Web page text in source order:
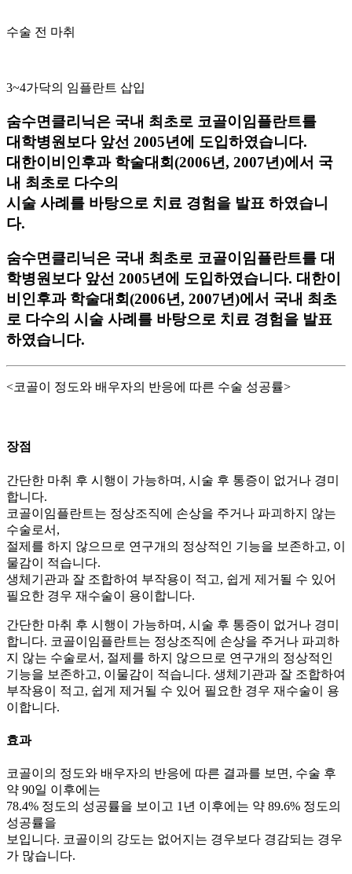
수술 전 마취
3~4가닥의 임플란트 삽입
숨수면클리닉은 국내 최초로 코골이임플란트를
대학병원보다 앞선 2005년에 도입하였습니다.
대한이비인후과 학술대회(2006년, 2007년)에서 국
내 최초로 다수의
시술 사례를 바탕으로 치료 경험을 발표 하였습니
다.
숨수면클리닉은 국내 최초로 코골이임플란트를 대
학병원보다 앞선 2005년에 도입하였습니다. 대한이
비인후과 학술대회(2006년, 2007년)에서 국내 최초
로 다수의 시술 사례를 바탕으로 치료 경험을 발표
하였습니다.
<코골이 정도와 배우자의 반응에 따른 수술 성공률>
장점
간단한 마취 후 시행이 가능하며, 시술 후 통증이 없거나 경미
합니다.
코골이임플란트는 정상조직에 손상을 주거나 파괴하지 않는
수술로서,
절제를 하지 않으므로 연구개의 정상적인 기능을 보존하고, 이
물감이 적습니다.
생체기관과 잘 조합하여 부작용이 적고, 쉽게 제거될 수 있어
필요한 경우 재수술이 용이합니다.
간단한 마취 후 시행이 가능하며, 시술 후 통증이 없거나 경미
합니다. 코골이임플란트는 정상조직에 손상을 주거나 파괴하
지 않는 수술로서, 절제를 하지 않으므로 연구개의 정상적인
기능을 보존하고, 이물감이 적습니다. 생체기관과 잘 조합하여
부작용이 적고, 쉽게 제거될 수 있어 필요한 경우 재수술이 용
이합니다.
효과
코골이의 정도와 배우자의 반응에 따른 결과를 보면, 수술 후
약 90일 이후에는
78.4% 정도의 성공률을 보이고 1년 이후에는 약 89.6% 정도의
성공률을
보입니다. 코골이의 강도는 없어지는 경우보다 경감되는 경우
가 많습니다.